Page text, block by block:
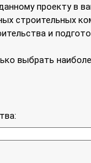
проекту в
строительных
и
выбрать